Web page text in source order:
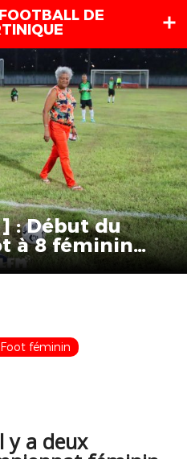
DE
: Début du
à 8 féminin
Foot féminin
y a deux